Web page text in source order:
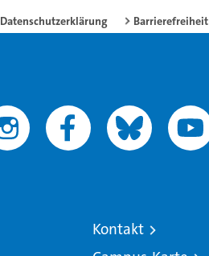
Datenschutzerklärung Barrierefreiheit
Kontakt